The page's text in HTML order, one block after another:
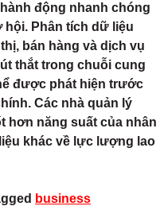
động nhanh chóng
hội. Phân tích dữ liệu
bán hàng và dịch vụ
thắt trong chuỗi cung
được phát hiện trước
Các nhà quản lý
hơn năng suất của nhân
khác về lực lượng lao
business